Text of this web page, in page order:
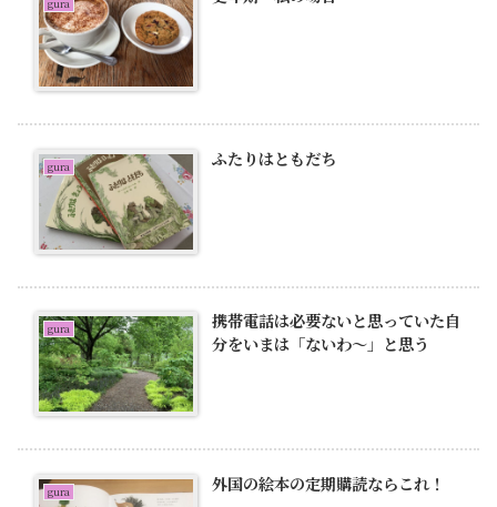
gura
gura ふたりはともだち
gura
携帯電話は必要ないと思っていた自
分をいまは「ないわ〜」と思う
gura 外国の絵本の定期購読ならこれ！